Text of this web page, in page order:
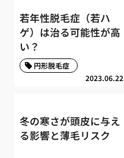
若年性脱毛症（若ハ
ゲ）は治る可能性が高
い？
2023.06.22
円形脱毛症
冬の寒さが頭皮に与え
る影響と薄毛リスク